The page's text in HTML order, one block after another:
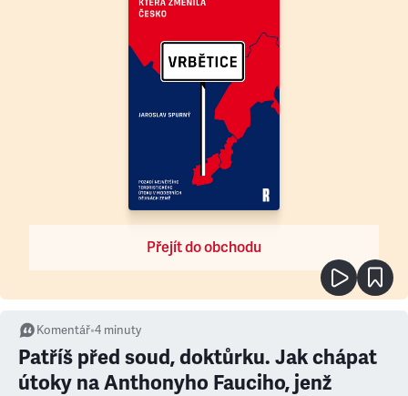
Přejít do obchodu
Komentář•4 minuty
Patříš před soud, doktůrku. Jak chápat
útoky na Anthonyho Fauciho, jenž